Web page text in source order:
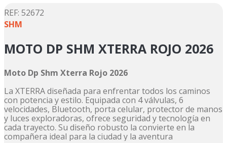
: 52672
SHM
MOTO DP SHM XTERRA ROJO 2026
Moto Dp Shm Xterra Rojo 2026
La XTERRA diseñada para enfrentar todos los caminos
con potencia y estilo. Equipada con 4 válvulas, 6
velocidades, Bluetooth, porta celular, protector de manos
y luces exploradoras, ofrece seguridad y tecnología en
cada trayecto. Su diseño robusto la convierte en la
compañera ideal para la ciudad y la aventura